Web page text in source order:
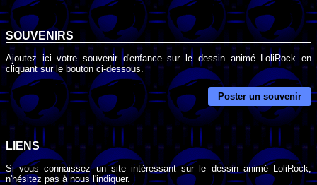
SOUVENIRS
Ajoutez ici votre souvenir d'enfance sur le dessin animé LoliRock en
cliquant sur le bouton ci-dessous.
Poster un souvenir
LIENS
Si vous connaissez un site intéressant sur le dessin animé LoliRock,
n'hésitez pas à nous l'indiquer.